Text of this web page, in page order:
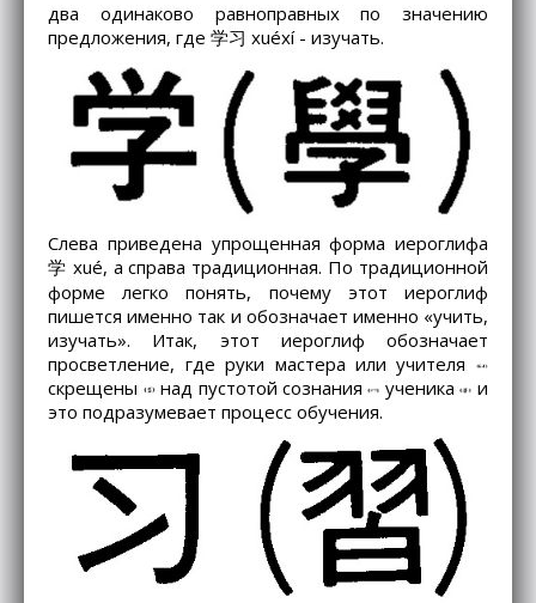
два одинаково равноправных по значению
предложения, где 学习 xuéxí - изучать.
Слева приведена упрощенная форма иероглифа
学 xué, а справа традиционная. По традиционной
форме легко понять, почему этот иероглиф
пишется именно так и обозначает именно «учить,
изучать». Итак, этот иероглиф обозначает
просветление, где руки мастера или учителя
скрещены
над пустотой сознания ученика
и
это подразумевает процесс обучения.